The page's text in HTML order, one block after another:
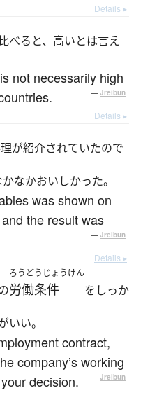
Details ▸
べると、高いとは言え
not necessarily high
— Jreibun
Details ▸
が紹介されていたので
なかおいしかった。
was shown on
the result was
— Jreibun
Details ▸
ろうどうじょうけん
労働条件 をしっか
いい。
contract,
company’s working
decision.
— Jreibun